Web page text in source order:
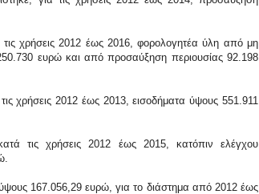
τις χρήσεις 2012 έως 2016, φορολογητέα ύλη από μη
ευρώ και από προσαύξηση περιουσίας 92.198
χρήσεις 2012 έως 2013, εισοδήματα ύψους 551.911
τις χρήσεις 2012 έως 2015, κατόπιν ελέγχου
167.056,29 ευρώ, για το διάστημα από 2012 έως